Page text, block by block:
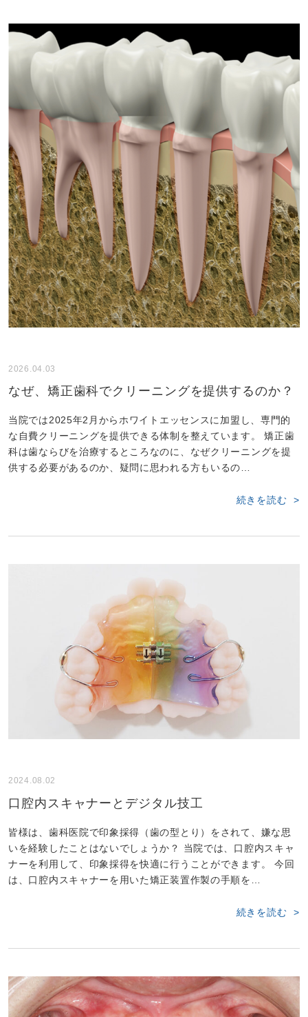
2026.04.03
なぜ、矯正歯科でクリーニングを提供するのか？
当院では2025年2月からホワイトエッセンスに加盟し、専門的
な自費クリーニングを提供できる体制を整えています。 矯正歯
科は歯ならびを治療するところなのに、なぜクリーニングを提
供する必要があるのか、疑問に思われる方もいるの…
続きを読む
2024.08.02
口腔内スキャナーとデジタル技工
皆様は、歯科医院で印象採得（歯の型とり）をされて、嫌な思
いを経験したことはないでしょうか？ 当院では、口腔内スキャ
ナーを利用して、印象採得を快適に行うことができます。 今回
は、口腔内スキャナーを用いた矯正装置作製の手順を…
続きを読む